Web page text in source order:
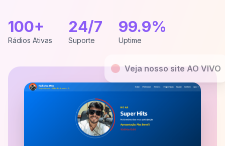
100+
Rádios Ativas
24/7
Suporte
99.9%
Uptime